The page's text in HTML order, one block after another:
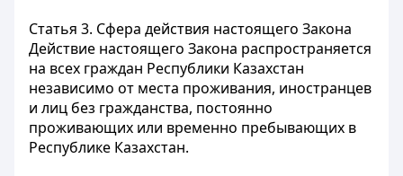
Статья 3. Сфера действия настоящего Закона
Действие настоящего Закона распространяется
на всех граждан Республики Казахстан
независимо от места проживания, иностранцев
и лиц без гражданства, постоянно
проживающих или временно пребывающих в
Республике Казахстан.